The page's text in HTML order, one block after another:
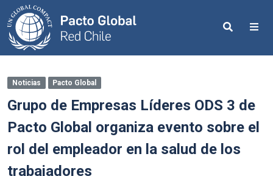
Search
Noticias Pacto Global
Grupo de Empresas Líderes ODS 3 de
Pacto Global organiza evento sobre el
rol del empleador en la salud de los
trabajadores